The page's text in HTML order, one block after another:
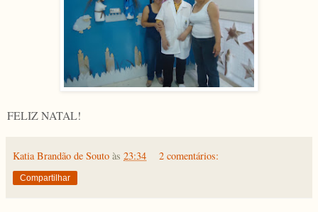
FELIZ NATAL!
Katia Brandão de Souto às 23:34 2 comentários:
Compartilhar